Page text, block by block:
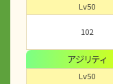
Lv50
102
アジリティ
Lv50